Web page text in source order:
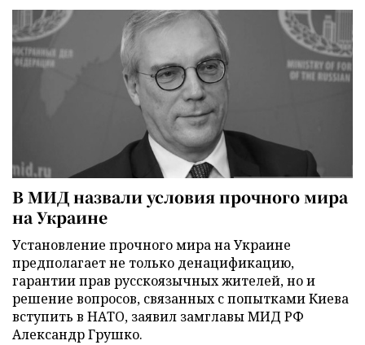
В МИД назвали условия прочного мира
на Украине
Установление прочного мира на Украине
предполагает не только денацификацию,
гарантии прав русскоязычных жителей, но и
решение вопросов, связанных с попытками Киева
вступить в НАТО, заявил замглавы МИД РФ
Александр Грушко.